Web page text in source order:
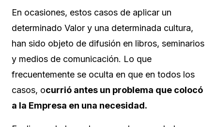
En ocasiones, estos casos de aplicar un
determinado Valor y una determinada cultura,
han sido objeto de difusión en libros, seminarios
y medios de comunicación. Lo que
frecuentemente se oculta en que en todos los
casos, ocurrió antes un problema que colocó
a la Empresa en una necesidad.